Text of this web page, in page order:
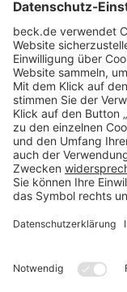
aufgegliederten Excel-
Verfügung gestellt, die
als eigenständiges
September 2025
Rubriken
Menü
Anzeigen